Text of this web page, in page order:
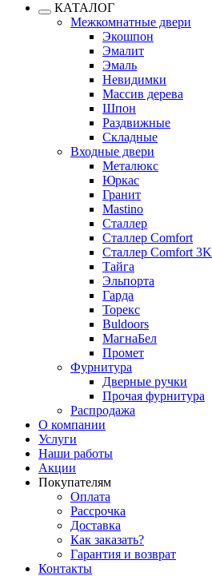
КАТАЛОГ
Межкомнатные двери
Экошпон
Эмалит
Эмаль
Невидимки
Массив дерева
Шпон
Раздвижные
Складные
Входные двери
Металюкс
Юркас
Гранит
Mastino
Сталлер
Сталлер Comfort
Сталлер Comfort 3K
Тайга
Эльпорта
Гарда
Торекс
Buldoors
МагнаБел
Промет
Фурнитура
Дверные ручки
Прочая фурнитура
Распродажа
О компании
Услуги
Наши работы
Акции
Покупателям
Оплата
Рассрочка
Доставка
Как заказать?
Гарантия и возврат
Контакты